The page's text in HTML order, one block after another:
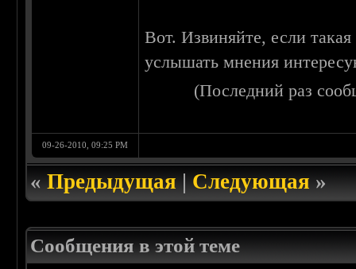
Вот. Извиняйте, если
услышать мнения
(Последний раз
09-26-2010, 09:25 PM
«Предыдущая|Следующая»
Сообщения в этой теме